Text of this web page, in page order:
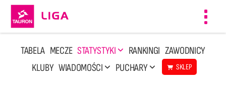
TABELA MECZE STATYSTYKI RANKINGI ZAWODNICY
KLUBY WIADOMOŚCI PUCHARY SKLEP